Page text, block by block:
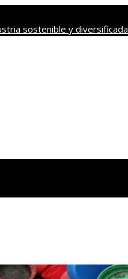
sostenible y diversificada